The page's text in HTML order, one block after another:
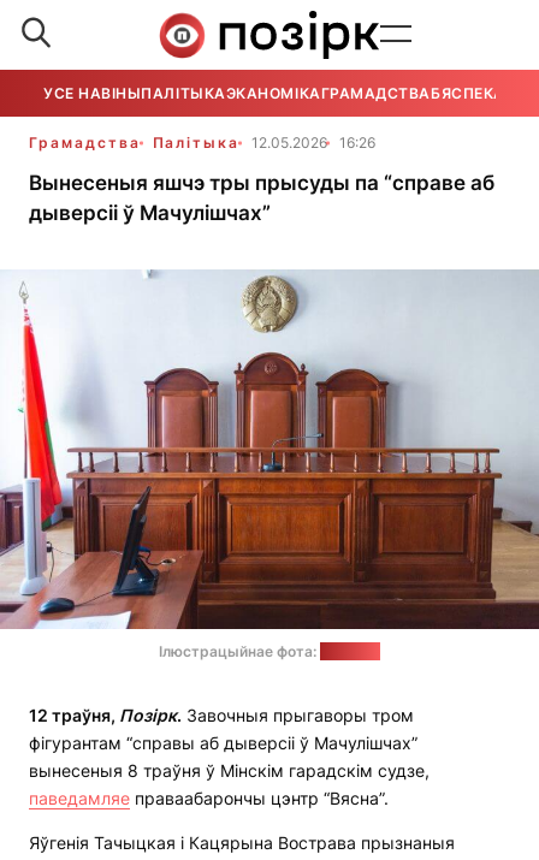
УСЕ НАВІНЫПАЛІТЫКАЭКАНОМІКАГРАМАДСТВАБЯСПЕКА
Грамадства Палітыка 12.05.2026 16:26
Вынесеныя яшчэ тры прысуды па “справе аб
дыверсіі ў Мачулішчах”
Ілюстрацыйнае фота:
12 траўня, Позірк. Завочныя прыгаворы тром
фігурантам “справы аб дыверсіі ў Мачулішчах”
вынесеныя 8 траўня ў Мінскім гарадскім судзе,
паведамляе праваабарончы цэнтр “Вясна”.
Яўгенія Тачыцкая і Кацярына Вострава прызнаныя